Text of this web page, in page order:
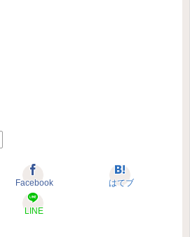
Facebook はてブ
LINE